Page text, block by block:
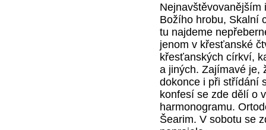
Nejnavštěvovanějším
Božího hrobu, Skalní
tu najdeme
jenom v křesťanské
křesťanských církví,
a jiných. Zajímavé je,
dokonce i při střídání
konfesí se zde dělí o
harmonogramu.
Šearim. V sobotu se